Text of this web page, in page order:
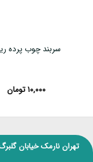
سربند چوب پرده
۱۰,۰۰۰ تومان
تهران نارمک خیابان